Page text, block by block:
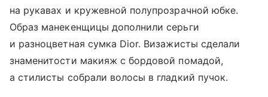
на рукавах и кружевной полупрозрачной юбке.
Образ манекенщицы дополнили серьги
и разноцветная сумка Dior. Визажисты сделали
знаменитости макияж с бордовой помадой,
а стилисты собрали волосы в гладкий пучок.